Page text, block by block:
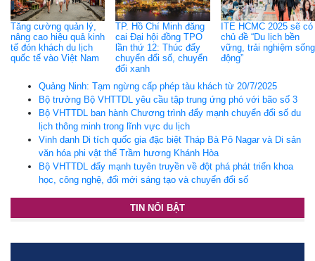
Tăng cường quản lý,
nâng cao hiệu quả kinh
tế đón khách du lịch
quốc tế vào Việt Nam
TP. Hồ Chí Minh đăng
cai Đại hội đồng TPO
lần thứ 12: Thúc đẩy
chuyển đổi số, chuyển
đổi xanh
ITE HCMC 2025 sẽ có
chủ đề “Du lịch bền
vững, trải nghiệm sống
động”
Quảng Ninh: Tạm ngừng cấp phép tàu khách từ 20/7/2025
Bộ trưởng Bộ VHTTDL yêu cầu tập trung ứng phó với bão số 3
Bộ VHTTDL ban hành Chương trình đẩy mạnh chuyển đổi số du
lịch thông minh trong lĩnh vực du lịch
Vinh danh Di tích quốc gia đặc biệt Tháp Bà Pô Nagar và Di sản
văn hóa phi vật thể Trầm hương Khánh Hòa
Bộ VHTTDL đẩy mạnh tuyên truyền về đột phá phát triển khoa
học, công nghệ, đổi mới sáng tạo và chuyển đổi số
TIN NỔI BẬT